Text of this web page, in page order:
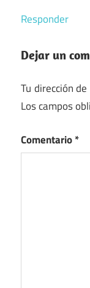
Responder
Dejar un
Tu dirección
Los campos
Comentario*